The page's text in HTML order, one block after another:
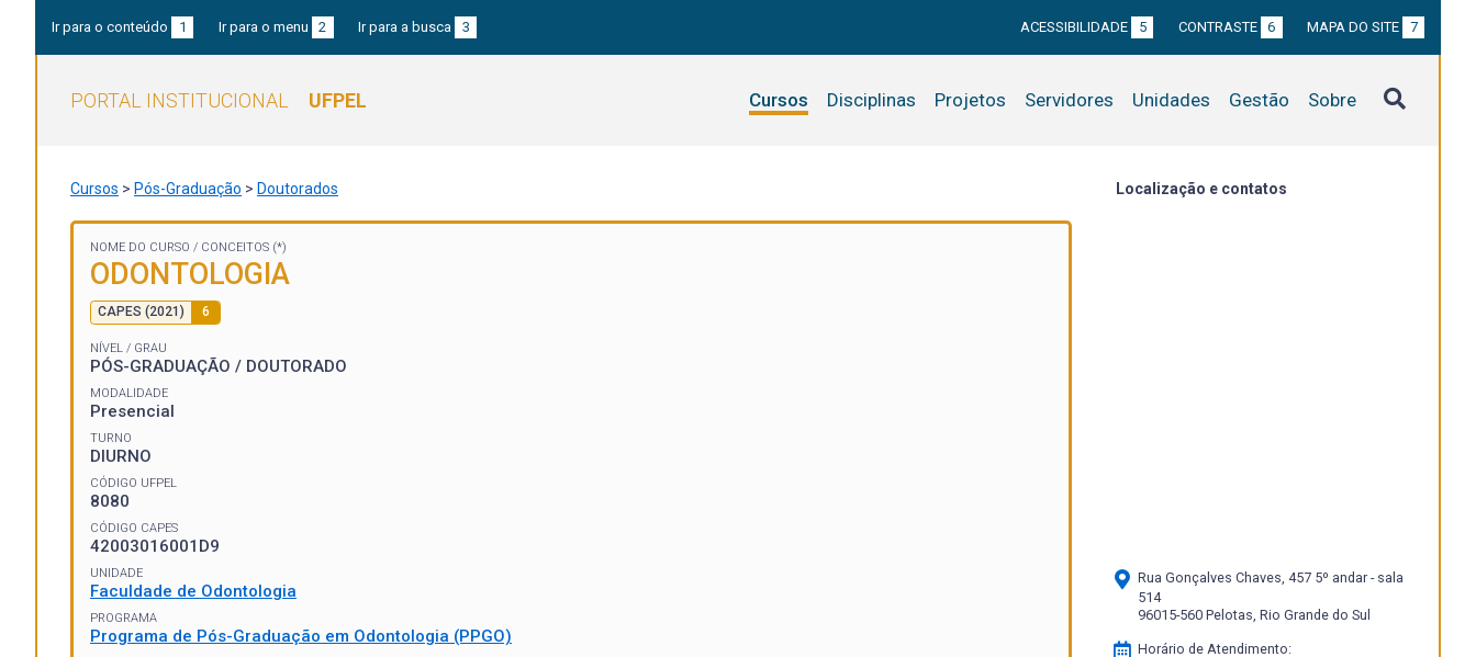
Ir para o conteúdo 1 Ir para o menu 2 Ir para a busca 3 ACESSIBILIDADE 5 CONTRASTE 6 MAPA DO SITE 7
PORTAL INSTITUCIONAL UFPEL Cursos Disciplinas Projetos Servidores Unidades Gestão Sobre
Cursos > Pós-Graduação > Doutorados
NOME DO CURSO / CONCEITOS (*)
ODONTOLOGIA
CAPES (2021) 6
NÍVEL / GRAU
PÓS-GRADUAÇÃO / DOUTORADO
MODALIDADE
Presencial
TURNO
DIURNO
CÓDIGO UFPEL
8080
CÓDIGO CAPES
42003016001D9
UNIDADE
Faculdade de Odontologia
PROGRAMA
Programa de Pós-Graduação em Odontologia (PPGO)
Localização e contatos
Rua Gonçalves Chaves, 457 5º andar - sala
514
96015-560 Pelotas, Rio Grande do Sul
Horário de Atendimento: